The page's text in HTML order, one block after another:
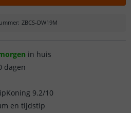
: ZBCS-DW19M
in huis
dagen
9.2/10
en tijdstip